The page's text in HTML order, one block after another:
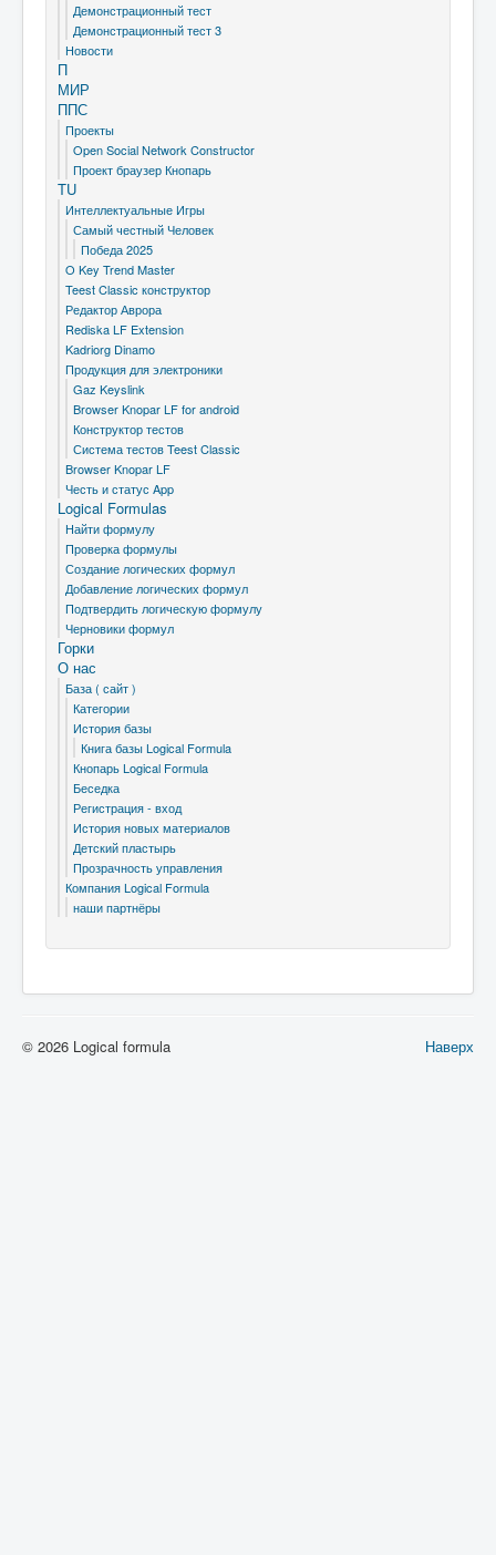
Демонстрационный тест
Демонстрационный тест 3
Новости
П
МИР
ППС
Проекты
Open Social Network Constructor
Проект браузер Кнопарь
TU
Интеллектуальные Игры
Самый честный Человек
Победа 2025
O Key Trend Master
Teest Classic конструктор
Редактор Аврора
Rediska LF Extension
Kadriorg Dinamo
Продукция для электроники
Gaz Keyslink
Browser Knopar LF for android
Конструктор тестов
Система тестов Teest Classic
Browser Knopar LF
Честь и статус App
Logical Formulas
Найти формулу
Проверка формулы
Создание логических формул
Добавление логических формул
Подтвердить логическую формулу
Черновики формул
Горки
О нас
База ( сайт )
Категории
История базы
Книга базы Logical Formula
Кнопарь Logical Formula
Беседка
Регистрация - вход
История новых материалов
Детский пластырь
Прозрачность управления
Компания Logical Formula
наши партнёры
Наверх
© 2026 Logical formula